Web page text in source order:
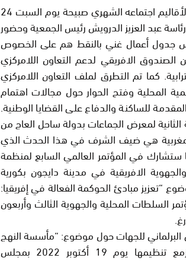
عقد المكتب التنفيذي للجمعية المغربية لرؤساء مجالس العمالات والأقاليم اجتماعه الشهري صبيحة يوم السبت 24
تحت رئاسة عبد العزيز الدرويش رئيس الجمعية وحضور
جدول أعمال غني بالنقط هم على الخصوص
الافريقي لدعم التعاون اللامركزي
كما تم التطرق لملف التعاون اللامركزي
المحلية وفتح الحوار حول مجالات اهتمام
للساكنة والدفاع على القضايا الوطنية.
لمعرض الجماعات بدولة ساحل العاج من
المملكة المغربية هي ضيف الشرف في هذا الحدث الذي
ستشارك في المؤتمر العالمي السابع لمنظمة
الافريقية في مدينة دايجون بكورية
جلسة حول موضوع “تعزيز مبادئ الحوكمة الفعالة في إفريقيا:
السلطات المحلية والجهوية الثالث وأربعون
البرلماني للجهات حول موضوع: “مأسسة النهج
التعاقدي: دعامة أساسية لتسريع تنزيل الجهوية المتقدمة” المزمع تنظيمها يوم 19 أكتوبر 2022 بمجلس